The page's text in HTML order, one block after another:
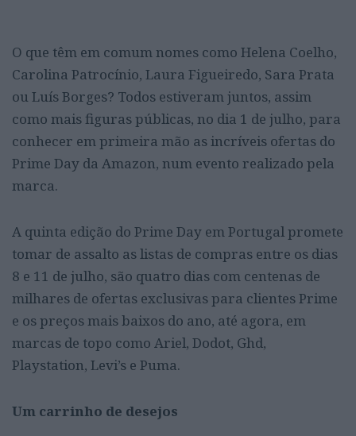
O que têm em comum nomes como Helena Coelho,
Carolina Patrocínio, Laura Figueiredo, Sara Prata
ou Luís Borges? Todos estiveram juntos, assim
como mais figuras públicas, no dia 1 de julho, para
conhecer em primeira mão as incríveis ofertas do
Prime Day da Amazon, num evento realizado pela
marca.
A quinta edição do Prime Day em Portugal promete
tomar de assalto as listas de compras entre os dias
8 e 11 de julho, são quatro dias com centenas de
milhares de ofertas exclusivas para clientes Prime
e os preços mais baixos do ano, até agora, em
marcas de topo como Ariel, Dodot, Ghd,
Playstation, Levi’s e Puma.
Um carrinho de desejos